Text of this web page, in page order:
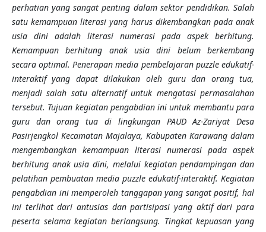
perhatian yang sangat penting dalam sektor pendidikan. Salah
satu kemampuan literasi yang harus dikembangkan pada anak
usia dini adalah literasi numerasi pada aspek berhitung.
Kemampuan berhitung anak usia dini belum berkembang
secara optimal. Penerapan media pembelajaran puzzle edukatif-
interaktif yang dapat dilakukan oleh guru dan orang tua,
menjadi salah satu alternatif untuk mengatasi permasalahan
tersebut. Tujuan kegiatan pengabdian ini untuk membantu para
guru dan orang tua di lingkungan PAUD Az-Zariyat Desa
Pasirjengkol Kecamatan Majalaya, Kabupaten Karawang dalam
mengembangkan kemampuan literasi numerasi pada aspek
berhitung anak usia dini, melalui kegiatan pendampingan dan
pelatihan pembuatan media puzzle edukatif-interaktif. Kegiatan
pengabdian ini memperoleh tanggapan yang sangat positif, hal
ini terlihat dari antusias dan partisipasi yang aktif dari para
peserta selama kegiatan berlangsung. Tingkat kepuasan yang